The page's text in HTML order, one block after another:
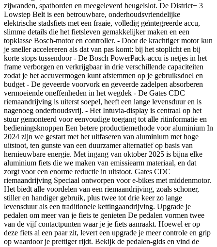
zijwanden, spatborden en meegeleverd beugelslot. De District+ 3
Lowstep Belt is een betrouwbare, onderhoudsvriendelijke
elektrische stadsfiets met een fraaie, volledig geïntegreerde accu,
slimme details die het fietsleven gemakkelijker maken en een
topklasse Bosch-motor en controller. - Door de krachtiger motor kun
je sneller accelereren als dat van pas komt: bij het stoplicht en bij
korte stops tussendoor - De Bosch PowerPack-accu is netjes in het
frame verborgen en verkrijgbaar in drie verschillende capaciteiten
zodat je het accuvermogen kunt afstemmen op je gebruiksdoel en
budget - De geveerde voorvork en geveerde zadelpen absorberen
vermoeiende oneffenheden in het wegdek - De Gates CDC
riemaandrijving is uiterst soepel, heeft een lange levensduur en is
nagenoeg onderhoudsvrij. - Het Intuvia-display is centraal op het
stuur gemonteerd voor eenvoudige toegang tot alle ritinformatie en
bedieningsknoppen Een betere productiemethode voor aluminium In
2024 zijn we gestart met het uitfaseren van aluminium met hoge
uitstoot, ten gunste van een duurzamer alternatief op basis van
hernieuwbare energie. Met ingang van oktober 2025 is bijna elke
aluminium fiets die we maken van emissiearm materiaal, en dat
zorgt voor een enorme reductie in uitstoot. Gates CDC
riemaandrijving Speciaal ontworpen voor e-bikes met middenmotor.
Het biedt alle voordelen van een riemaandrijving, zoals schoner,
stiller en handiger gebruik, plus twee tot drie keer zo lange
levensduur als een traditionele kettingaandrijving. Upgrade je
pedalen om meer van je fiets te genieten De pedalen vormen twee
van de vijf contactpunten waar je je fiets aanraakt. Hoewel er op
deze fiets al een paar zit, levert een upgrade je meer controle en grip
op waardoor je prettiger rijdt. Bekijk de pedalen-gids en vind de